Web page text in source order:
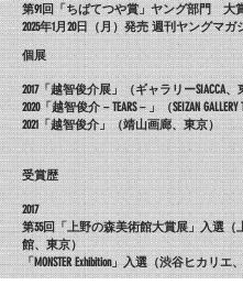
第91回「ちばてつや賞」ヤング部門 大
2025年1月20日（月）発売 週刊ヤングマガ
個展
2017「越智俊介展」（ギャラリーSIACCA、
2020「越智俊介－TEARS－」（SEIZAN
2021「越智俊介」（靖山画廊、東京）
受賞歴
2017
第35回「上野の森美術館大賞展」入選（
館、東京）
「MONSTER Exhibition」入選（渋谷ヒカリエ